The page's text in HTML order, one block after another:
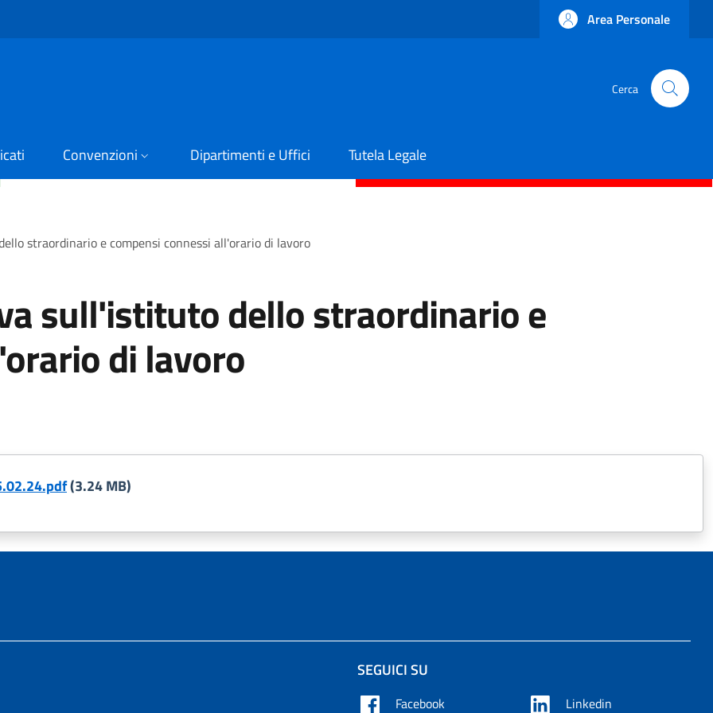
Area Personale
Cerca
Convenzioni Dipartimenti e Uffici Tutela Legale
straordinario e compensi connessi all'orario di lavoro
sull'istituto dello straordinario e
di lavoro
(3.24 MB)
SEGUICI SU
Facebook Linkedin